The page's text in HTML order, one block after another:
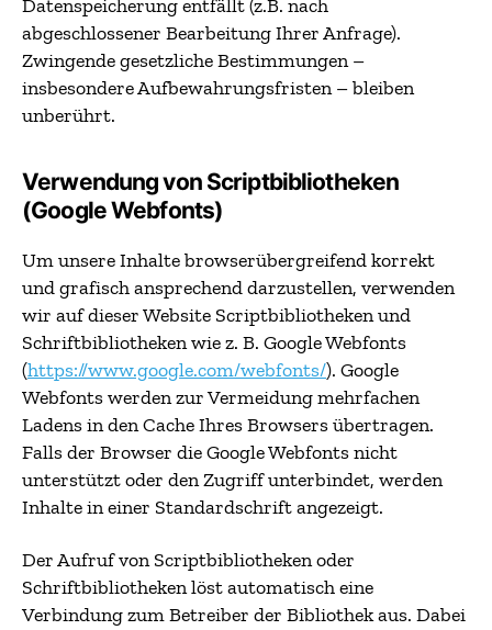
Datenspeicherung entfällt (z.B. nach
abgeschlossener Bearbeitung Ihrer Anfrage).
Zwingende gesetzliche Bestimmungen –
insbesondere Aufbewahrungsfristen – bleiben
unberührt.
Verwendung von Scriptbibliotheken
(Google Webfonts)
Um unsere Inhalte browserübergreifend korrekt
und grafisch ansprechend darzustellen, verwenden
wir auf dieser Website Scriptbibliotheken und
Schriftbibliotheken wie z. B. Google Webfonts
(https://www.google.com/webfonts/). Google
Webfonts werden zur Vermeidung mehrfachen
Ladens in den Cache Ihres Browsers übertragen.
Falls der Browser die Google Webfonts nicht
unterstützt oder den Zugriff unterbindet, werden
Inhalte in einer Standardschrift angezeigt.
Der Aufruf von Scriptbibliotheken oder
Schriftbibliotheken löst automatisch eine
Verbindung zum Betreiber der Bibliothek aus. Dabei